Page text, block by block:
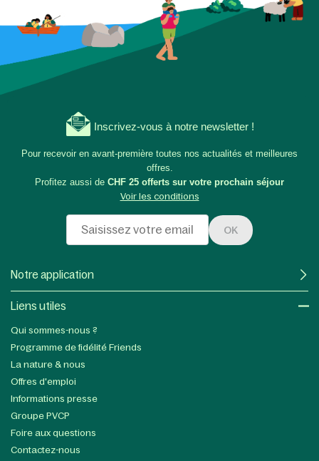
Inscrivez-vous à notre newsletter !
Pour recevoir en avant-première toutes nos actualités et meilleures
offres.
Profitez aussi de CHF 25 offerts sur votre prochain séjour
Voir les conditions
OK
Notre application
Liens utiles​
Qui sommes-nous ?
Programme de fidélité Friends
La nature & nous
Offres d'emploi
Informations presse
Groupe PVCP
Foire aux questions
Contactez-nous